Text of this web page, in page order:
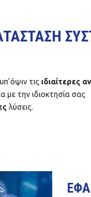
τις ιδιαίτερες
με την ιδιοκτησία σας
λύσεις.